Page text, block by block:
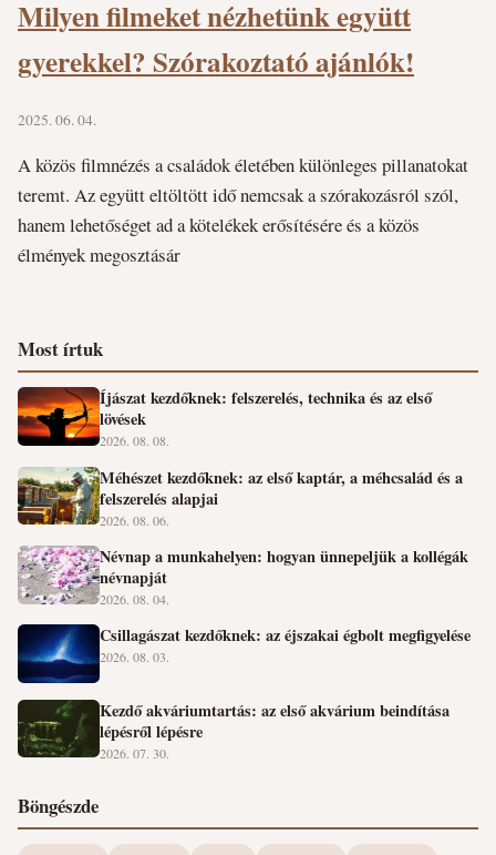
Milyen filmeket nézhetünk együtt
gyerekkel? Szórakoztató ajánlók!
2025. 06. 04.
A közös filmnézés a családok életében különleges pillanatokat
teremt. Az együtt eltöltött idő nemcsak a szórakozásról szól,
hanem lehetőséget ad a kötelékek erősítésére és a közös
élmények megosztásár
Most írtuk
Íjászat kezdőknek: felszerelés, technika és az első
lövések
2026. 08. 08.
Méhészet kezdőknek: az első kaptár, a méhcsalád és a
felszerelés alapjai
2026. 08. 06.
Névnap a munkahelyen: hogyan ünnepeljük a kollégák
névnapját
2026. 08. 04.
Csillagászat kezdőknek: az éjszakai égbolt megfigyelése
2026. 08. 03.
Kezdő akváriumtartás: az első akvárium beindítása
lépésről lépésre
2026. 07. 30.
Böngészde